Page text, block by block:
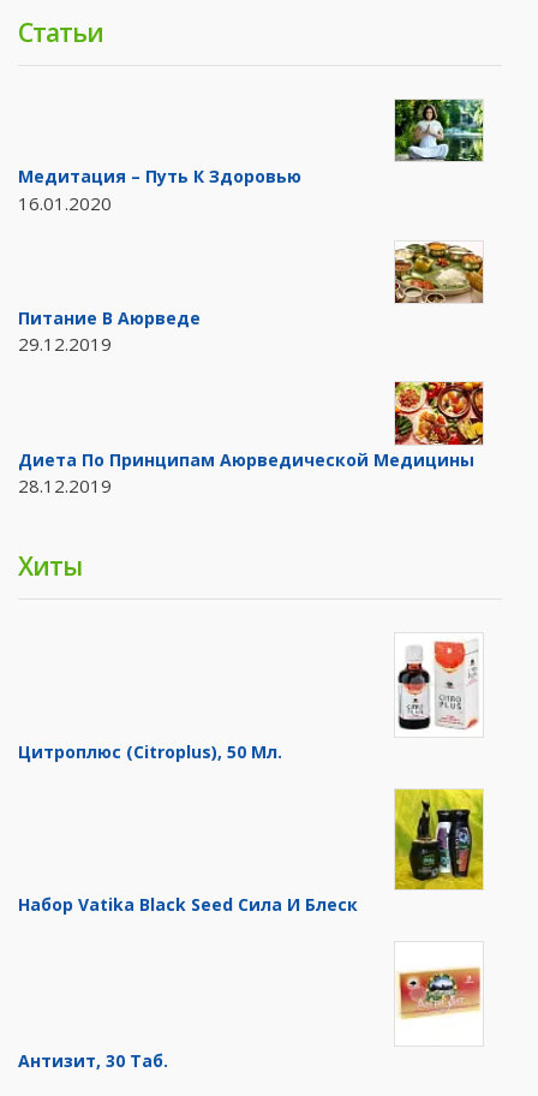
Статьи
Медитация – Путь К Здоровью
16.01.2020
Питание В Аюрведе
29.12.2019
Диета По Принципам Аюрведической Медицины
28.12.2019
Хиты
Цитроплюс (Citroplus), 50 Мл.
Набор Vatika Black Seed Сила И Блеск
Антизит, 30 Таб.